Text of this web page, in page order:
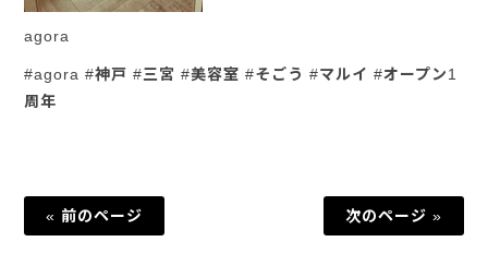
agora
#agora #神戸 #三宮 #美容室 #そごう #マルイ #オープン1
周年
« 前のページ 次のページ »